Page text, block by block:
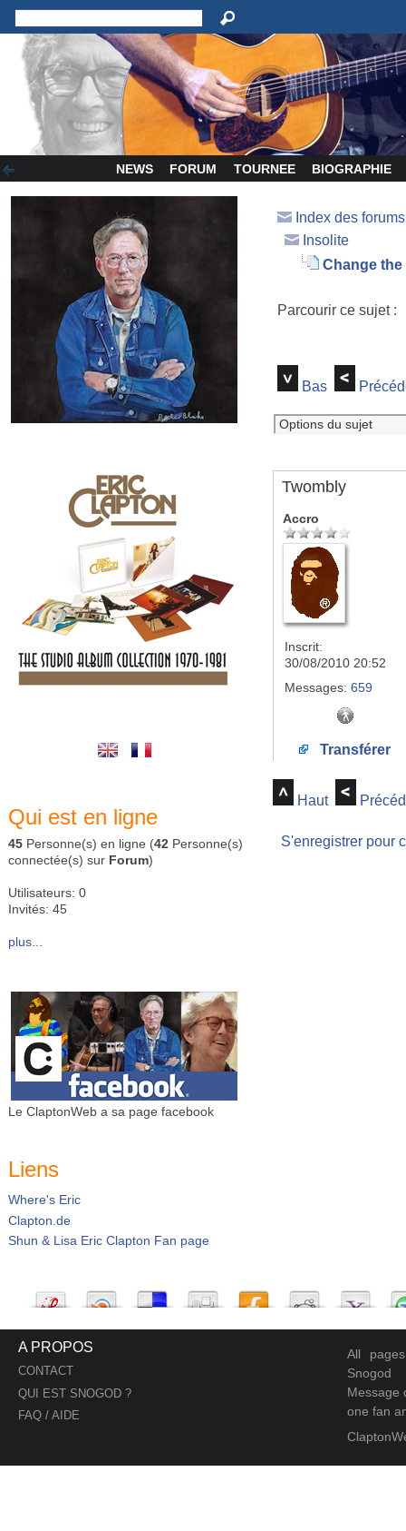
NEWS FORUM TOURNEE BIOGRAPHIE
Qui est en ligne
45 Personne(s) en ligne (42 Personne(s)
connectée(s) sur Forum)
Utilisateurs: 0
Invités: 45
plus...
Le ClaptonWeb a sa page facebook
Liens
Where's Eric
Clapton.de
Shun & Lisa Eric Clapton Fan page
Index des
Insolite
Change the
Parcourir ce sujet
Bas
Twombly
Accro
Inscrit:
30/08/2010 20:52
Messages: 659
Transférer
Haut
S'enregistrer pour
A PROPOS
CONTACT
QUI EST SNOGOD ?
FAQ / AIDE
All
Snogod
Message
one fan